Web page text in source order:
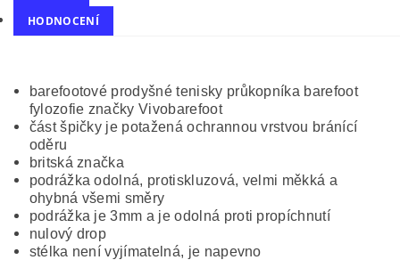
HODNOCENÍ
barefootové prodyšné tenisky průkopníka barefoot
fylozofie značky Vivobarefoot
část špičky je potažená ochrannou vrstvou bránící
oděru
britská značka
podrážka odolná, protiskluzová, velmi měkká a
ohybná všemi směry
podrážka je 3mm a je odolná proti propíchnutí
nulový drop
stélka není vyjímatelná, je napevno